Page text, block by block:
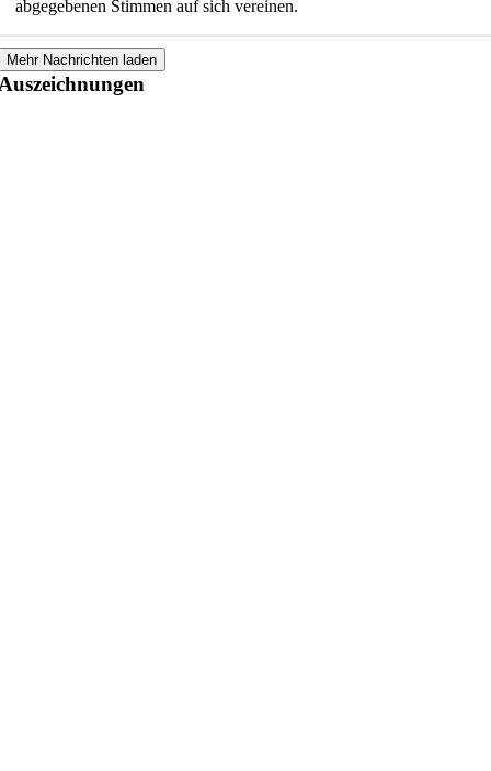
abgegebenen Stimmen auf sich vereinen.
Mehr Nachrichten laden